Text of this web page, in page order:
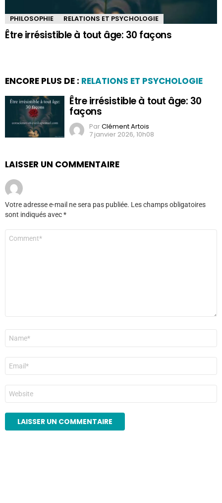
PHILOSOPHIE RELATIONS ET PSYCHOLOGIE
Être irrésistible à tout âge: 30 façons
ENCORE PLUS DE : RELATIONS ET PSYCHOLOGIE
Être irrésistible à tout âge: 30
façons
ParClément Artois
7 janvier 2026, 10h08
LAISSER UN COMMENTAIRE
Votre adresse e-mail ne sera pas publiée. Les champs obligatoires
sont indiqués avec*
Commentaire
Nom
E-
mail
*
Site
web